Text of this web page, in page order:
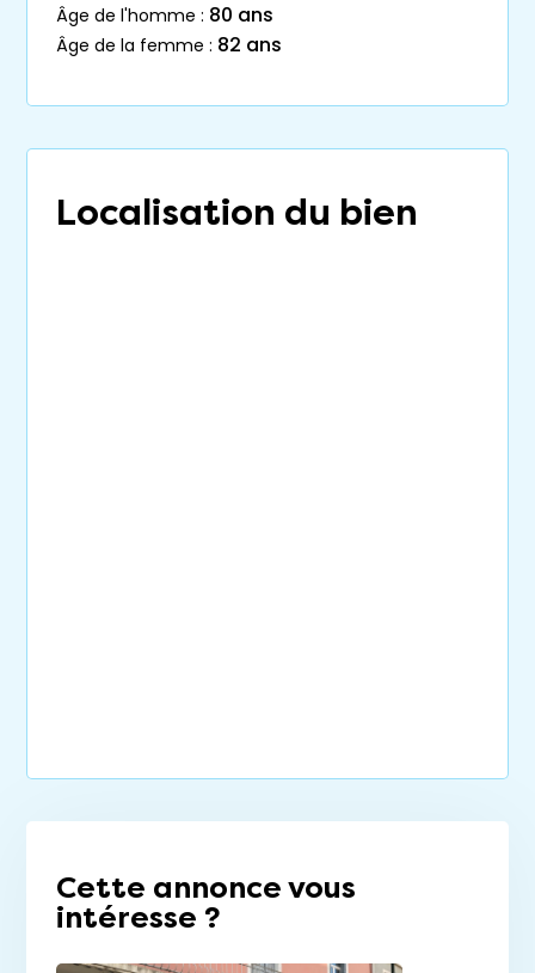
âge de l'homme : 80 ans
âge de la femme : 82 ans
Localisation du bien
Cette annonce vous
intéresse ?